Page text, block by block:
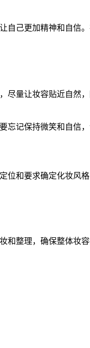
自己更加精神和自信
尽量让妆容贴近自然
记保持微笑和自信，
位和要求确定化妆风
和整理，确保整体妆容